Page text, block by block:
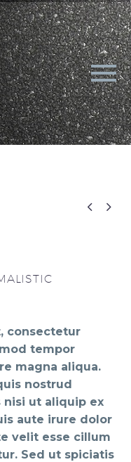
 
consectetur
tempor
magna aliqua.
nostrud
nisi ut aliquip ex
aute irure dolor
velit esse cillum
Sed ut spiciatis